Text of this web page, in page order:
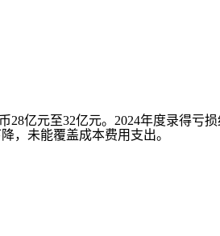
亿元至32亿元。2024年度录得亏
，未能覆盖成本费用支出。